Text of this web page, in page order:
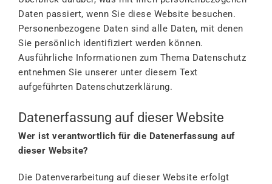
Daten passiert, wenn Sie diese Website besuchen.
Personenbezogene Daten sind alle Daten, mit denen
Sie persönlich identifiziert werden können.
Ausführliche Informationen zum Thema Datenschutz
entnehmen Sie unserer unter diesem Text
aufgeführten Datenschutzerklärung.
Datenerfassung auf dieser Website
Wer ist verantwortlich für die Datenerfassung auf
dieser Website?
Die Datenverarbeitung auf dieser Website erfolgt